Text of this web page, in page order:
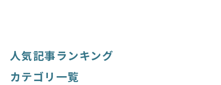
人気記事ランキング
カテゴリ一覧